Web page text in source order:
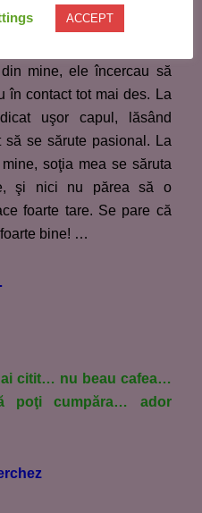
mine, ele încercau să
în contact tot mai des. La
uşor capul, lăsând
se sărute pasional. La
soţia mea se săruta
şi nici nu părea să o
foarte tare. Se pare că
bine! …
ai citit… nu beau cafea…
poţi cumpăra… ador
ACCEPT